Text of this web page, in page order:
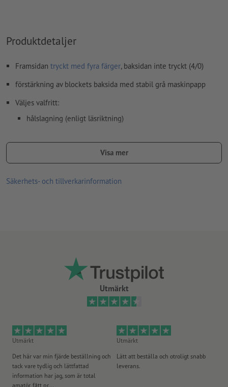
Produktdetaljer
Framsidan tryckt med fyra färger, baksidan inte tryckt (4/0)
förstärkning av blockets baksida med stabil grå maskinpapp
Väljes valfritt:
hålslagning (enligt läsriktning)
Valfri perforering utförs enligt A-standard (ISO 838).
tilläggsavgift –ytterligare info
Visa mer
Säkerhets- och tillverkarinformation
Utmärkt
Utmärkt
Det här var min fjärde beställning och
tack vare tydlig och lättfattad
information har jag, som är total
amatör, fått pr...
Utmärkt
Lätt att beställa och otroligt snabb
leverans.